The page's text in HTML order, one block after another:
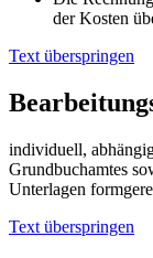
der Kosten
Text überspringen
individuell,
Grundbuchamtes
Unterlagen
Text überspringen